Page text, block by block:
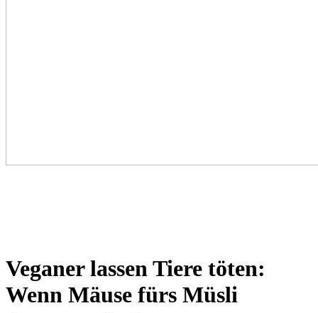
Veganer lassen Tiere töten:
Wenn Mäuse fürs Müsli